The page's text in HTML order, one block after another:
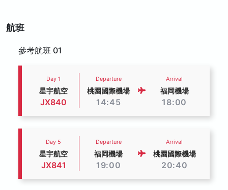
航班
參考航班 01
Day 1
星宇航空
JX840
Departure
桃園國際機場
14:45
Arrival
福岡機場
18:00
Day 5
星宇航空
JX841
Departure
福岡機場
19:00
Arrival
桃園國際機場
20:40